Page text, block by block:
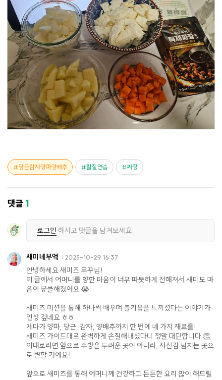
당근감자양파양배추 칼질연습 짜장
댓글1
로그인 하시고 댓글을 남겨보세요.
새미네부엌 2025-10-29 16:37
안녕하세요 새미즈 푸꾸님!
이 글에서 어머니를 향한 마음이 너무 따뜻하게 전해져서 새미도 마
음이 뭉클해졌어요 😭
새미즈 미션을 통해 하나씩 배우며 즐거움을 느끼셨다는 이야기가
인상 깊네요 ㅎㅎ
게다가 양파, 당근, 감자, 양배추까지 한 번에 네 가지 재료를!
새미즈 가이드대로 완벽하게 손질해내셨다니 정말 대단합니다 👏
이대로라면 앞으로 주방은 두려운 곳이 아니라, 자신감 넘치는 곳으
로 변할 거예요!
앞으로 새미즈를 통해 어머니께 건강하고 든든한 요리 많이 해드릴